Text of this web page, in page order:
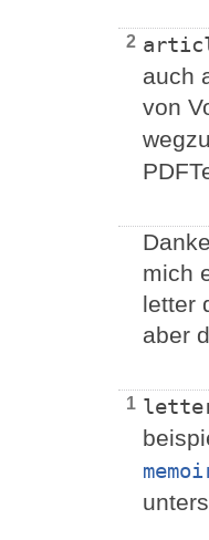
2
auch
von
mich
letter
aber
1